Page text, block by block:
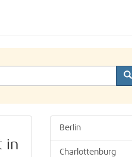
in
Berlin
Charlottenburg